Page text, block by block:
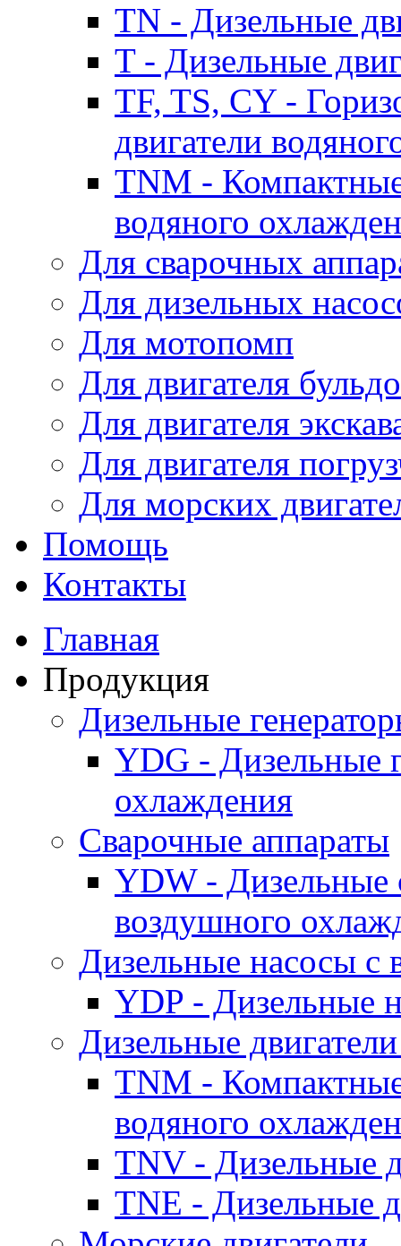
TN - Дизельные
T - Дизельные
TF, TS, CY -
двигатели
TNM -
водяного
Для сварочных
Для дизельных
Для мотопомп
Для двигателя
Для двигателя
Для двигателя
Для морских
Помощь
Контакты
Главная
Продукция
Дизельные
YDG - Дизельные
охлаждения
Cварочные аппараты
YDW - Дизельные
воздушного
Дизельные насосы
YDP - Дизельные
Дизельные
TNM -
водяного
TNV - Дизельные
TNE - Дизельные